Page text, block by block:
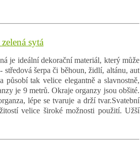
sytá
je ideální dekorační materiál, který může
šerpa či běhoun, židlí, altánu, aut
působí tak velice elegantně a slavnostně,
je 9 metrů. Okraje organzy jsou obšité.
lépe se tvaruje a drží tvar.Svatební
velice široké možnosti použití. Užší